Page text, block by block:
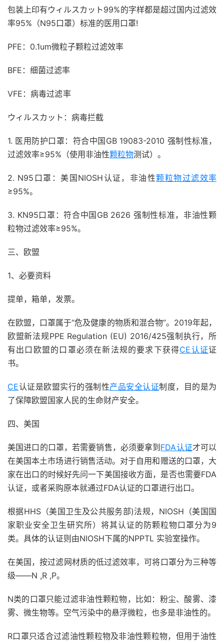
包装上印有ウィルスカット99%的字‪样⁢都是超过国内过滤效
率95%（N95口罩）标准的医用口罩!
PFE：0.1um微粒子‬颗‬粒过‬滤‬效率
‬BFE：细⁡菌⁡过滤率
‎VFE：病毒过‪滤 率
ウィルスカット：病毒拦截
1. 医用防护口罩：符合中国GB 19083-2010 强制性标准，
过滤效率≥95%（使用非油性颗粒物测试）。
2. N95口罩：美国NIOSH认证，非油性颗粒物过滤效率
≥95%。
3. KN95口罩：符合中国GB 2626 强制性标准，非油性颗
粒物过滤效率≥95%。
三、欧盟
1、必要资料
提单，箱单，发票。
在欧盟，口罩属于“危及健康的物质和混合物”。2019年起，
欧盟新法规PPE Regulation (EU) 2016/425强制执行，所
有出口欧盟的口罩必须在新法规的要求下获得CE认证证
书。
CE认证是欧盟实行的强制性产品安全认证制度，目的是为
了保障欧盟国家人民的生命财产安全。
四、美国
美国进口的口罩，若需要销售，必须要拿到 FDA认证才可以
在美国本土市场进行销售活动。对于自用和赠送的口罩，大
家在出口的时候好先问一下美国接收方面，是否也需要FDA
认证，或者采购原本就通过FDA认证的口罩进行出口。
根据HHS（美国卫生及公共服务部)法规，NIOSH（美国国
家职业安全卫生研究所）将其认证的防颗粒物口罩分为9
类。具体的认证则由NIOSH下属的NPPTL 实验室操作。
在美国，按过滤网材质的低过滤效率，可将口罩分为三种等
级——N ,R ,P。
N类的口罩只能过滤非油性颗粒物，比如：粉尘、酸雾、漆
雾、微生物等。空气污染中的悬浮微粒，也多是非油性的。
R口罩只适合过滤油性颗粒物及非油性颗粒物，但用于油性